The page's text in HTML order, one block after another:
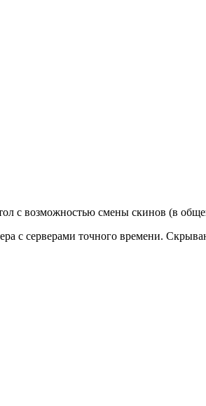
с возможностью смены скинов (в
с серверами точного времени.